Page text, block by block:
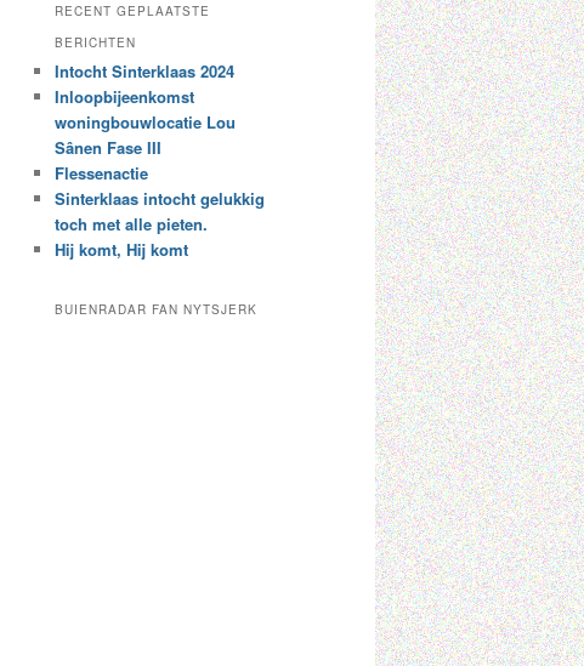
e
e
n
b
e
a
a
l
d
c
k
i
n
h
t
a
r
c
h
i
RECENT GEPLAATSTE
BERICHTEN
Intocht Sinterklaas 2024
Inloopbijeenkomst
woningbouwlocatie Lou
Sânen Fase III
Flessenactie
Sinterklaas intocht gelukkig
toch met alle pieten.
Hij komt, Hij komt
BUIENRADAR FAN NYTSJERK